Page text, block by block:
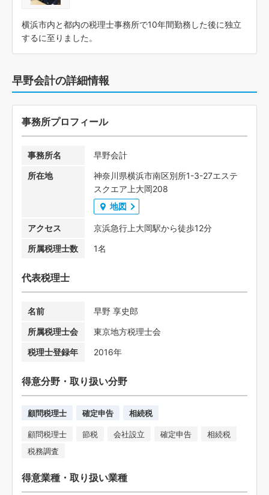
横浜市内と都内の税理士事務所で10年間勤務した後に独立
するに至りました。
早野会計の詳細情報
事務所プロフィール
事務所名
早野会計
所在地
神奈川県横浜市南区別所1-3-27エステ
スクエア上大岡208
地図
アクセス
京浜急行上大岡駅から徒歩12分
所属税理士数
1名
代表税理士
名前
早野 享史郎
所属税理士会
東京地方税理士会
税理士登録年
2016年
得意分野・取り扱い分野
顧問税理士 確定申告 相続税
顧問税理士 節税 会社設立 確定申告
相続税
税務調査
得意業種・取り扱い業種